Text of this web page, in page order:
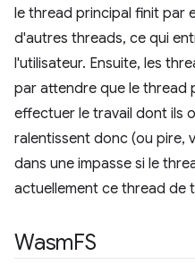
le thread principal finit par
d'autres threads, ce qui
l'utilisateur. Ensuite, les
par attendre que le thread
effectuer le travail dont ils
ralentissent donc (ou pire,
dans une impasse si le
actuellement ce thread de
WasmFS